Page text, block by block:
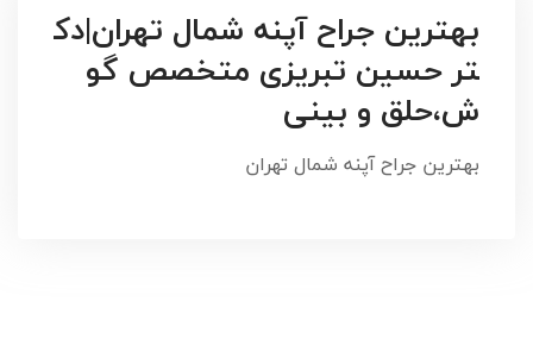
بهترین جراح آپنه شمال تهران|دک
تر حسین تبریزی متخصص گو
ش،حلق و بینی
بهترین جراح آپنه شمال تهران